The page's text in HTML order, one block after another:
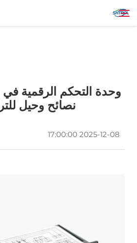
المنتجات
وحدة التحكم الرقمية
نصائح وحيل
2025-12-08 17:00:00